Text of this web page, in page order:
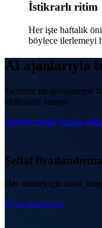
İstikrarlı ritim
Her işte haftalık
böylece ilerlemeyi
AI ajanlarıyla
Ücretsiz bir görüşmeyle
ekibinizle tanışın.
Hemen başla
Satışla
Şeffaf fiyatlandırma
Her hizmet için basit,
Fiyat detayları